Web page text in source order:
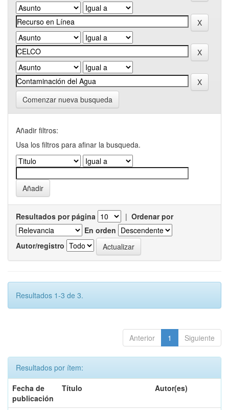
Comenzar nueva busqueda
Añadir filtros:
Usa los filtros para afinar la busqueda.
Resultados por página | Ordenar por
En orden
Autor/registro
Resultados 1-3 de 3.
Anterior 1 Siguiente
Resultados por ítem:
Fecha de
publicación
Título Autor(es)